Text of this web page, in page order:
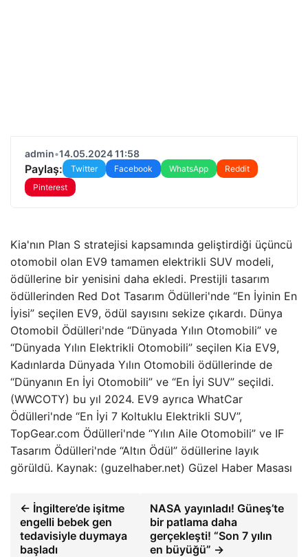
admin•14.05.2024 11:58
Paylaş: Twitter Facebook WhatsApp
Reddit
Pinterest
Kia'nın Plan S stratejisi kapsamında geliştirdiği üçüncü
otomobil olan EV9 tamamen elektrikli SUV modeli,
ödüllerine bir yenisini daha ekledi. Prestijli tasarım
ödüllerinden Red Dot Tasarım Ödülleri'nde “En İyinin En
İyisi” seçilen EV9, ödül sayısını sekize çıkardı. Dünya
Otomobil Ödülleri'nde “Dünyada Yılın Otomobili” ve
“Dünyada Yılın Elektrikli Otomobili” seçilen Kia EV9,
Kadınlarda Dünyada Yılın Otomobili ödüllerinde de
“Dünyanın En İyi Otomobili” ve “En İyi SUV” seçildi.
(WWCOTY) bu yıl 2024. EV9 ayrıca WhatCar
Ödülleri'nde “En İyi 7 Koltuklu Elektrikli SUV”,
TopGear.com Ödülleri'nde “Yılın Aile Otomobili” ve IF
Tasarım Ödülleri'nde “Altın Ödül” ödüllerine layık
görüldü. Kaynak: (guzelhaber.net) Güzel Haber Masası
← İngiltere’de işitme
engelli bebek gen
tedavisiyle duymaya
başladı
NASA yayınladı! Güneş’te
bir patlama daha
gerçekleşti! “Son 7 yılın
en büyüğü” →